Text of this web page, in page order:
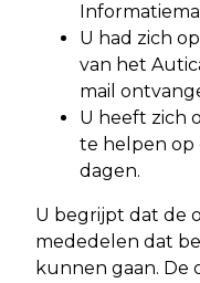
U had zich
van het
mail
U heeft zich
te helpen op
dagen.
U begrijpt dat de
mededelen dat
kunnen gaan. De